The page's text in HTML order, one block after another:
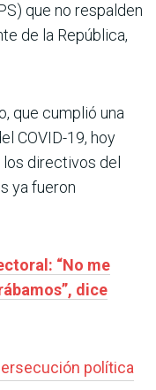
que no respalden
de la República,
que cumplió una
COVID-19, hoy
directivos del
ya fueron
“No me
dice
política